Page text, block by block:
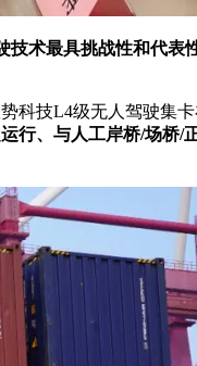
术最具挑战性和代表
科技L4级无人驾驶集
行、与人工岸桥/场桥/